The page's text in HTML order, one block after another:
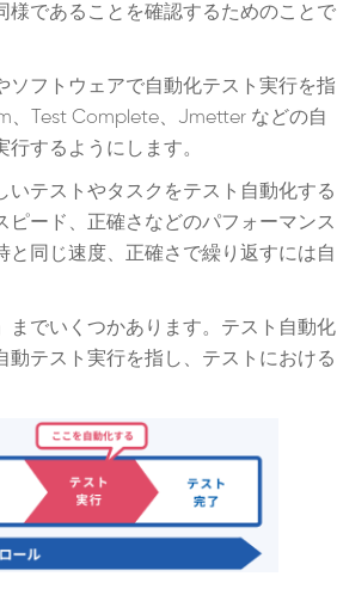
であることを確認するためのことで
フトウェアで自動化テスト実行を指
、Test Complete、Jmetter などの自
するようにします。
テストやタスクをテスト自動化する
ード、正確さなどのパフォーマンス
同じ速度、正確さで繰り返すには自
までいくつかあります。テスト自動化
テスト実行を指し、テストにおける